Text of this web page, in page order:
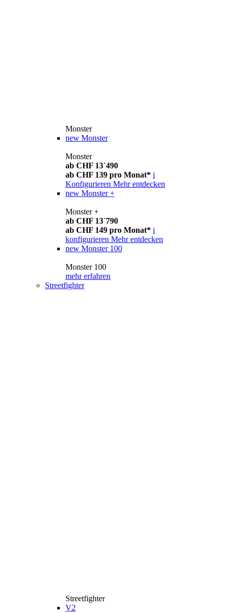
Monster
new Monster
Monster
ab CHF 13´490
ab CHF 139 pro Monat* i
Konfigurieren Mehr entdecken
new Monster +
Monster +
ab CHF 13´790
ab CHF 149 pro Monat* i
konfigurieren Mehr entdecken
new Monster 100
Monster 100
mehr erfahren
Streetfighter
Streetfighter
V2